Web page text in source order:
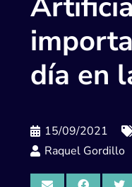
día en
15/09/2021
Raquel Gordillo